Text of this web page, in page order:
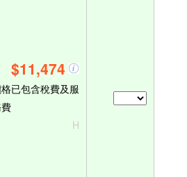
$11,474
已包含稅費及服
H